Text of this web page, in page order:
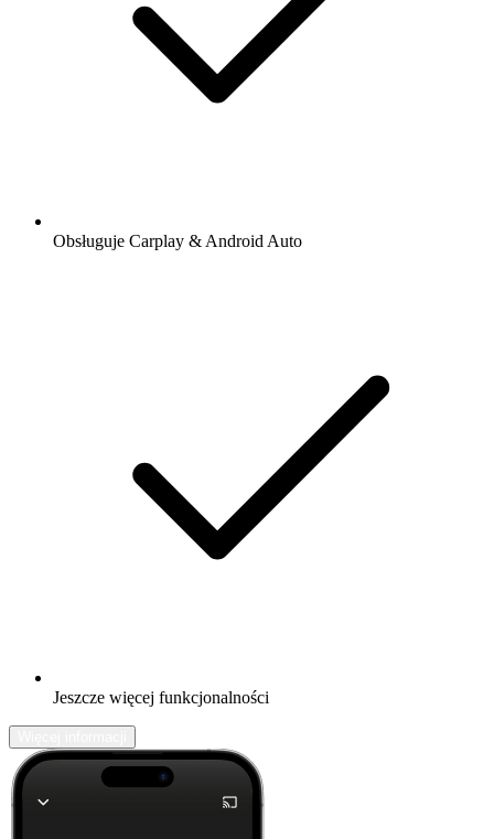
Obsługuje Carplay & Android Auto
Jeszcze więcej funkcjonalności